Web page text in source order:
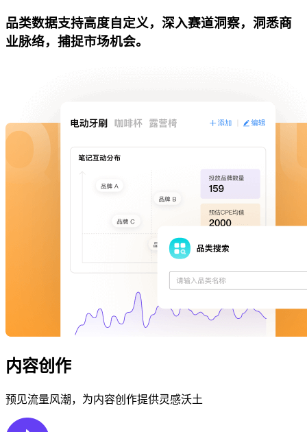
品类数据支持高度自定义，深入赛道洞察，洞悉商
业脉络，捕捉市场机会。
内容创作
预见流量风潮，为内容创作提供灵感沃土